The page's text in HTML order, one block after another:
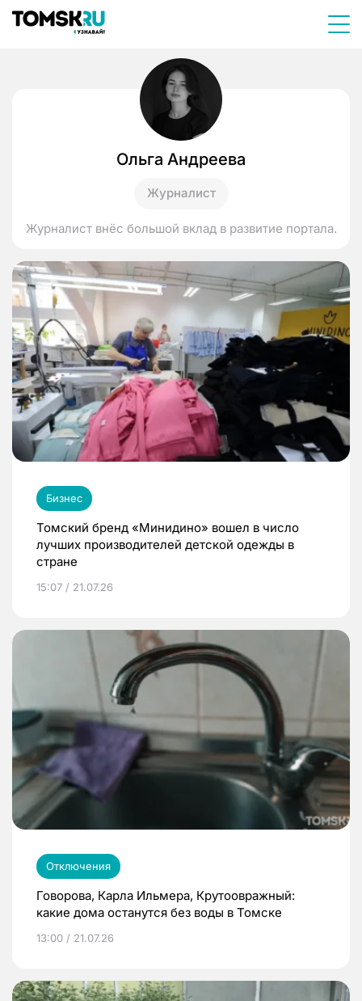
Ольга Андреева
Журналист
Журналист внёс большой вклад в развитие портала.
Бизнес
Томский бренд «Минидино» вошел в число
лучших производителей детской одежды в
стране
15:07 / 21.07.26
Отключения
Говорова, Карла Ильмера, Крутоовражный:
какие дома останутся без воды в Томске
13:00 / 21.07.26